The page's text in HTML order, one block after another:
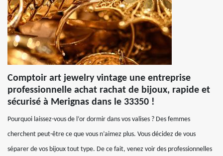
Comptoir art jewelry vintage une entreprise
professionnelle achat rachat de bijoux, rapide et
sécurisé à Merignas dans le 33350 !
Pourquoi laissez-vous de l’or dormir dans vos valises ? Des femmes
cherchent peut-être ce que vous n’aimez plus. Vous décidez de vous
séparer de vos bijoux tout type. De ce fait, venez voir des professionnelles